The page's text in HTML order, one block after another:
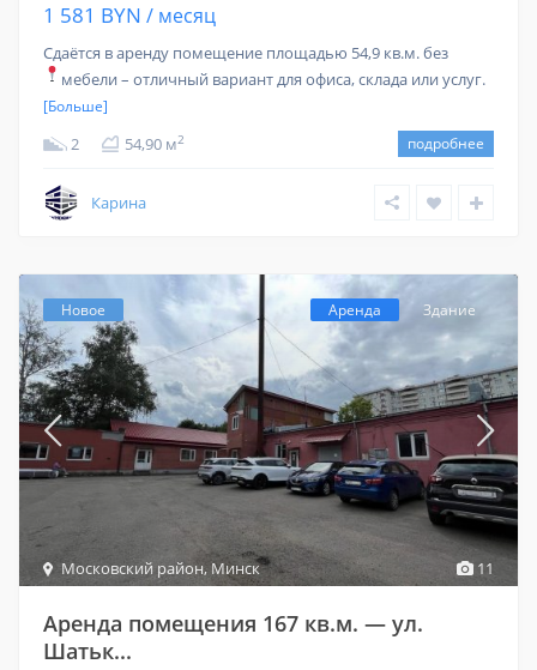
1 581 BYN / месяц
Сдаётся в аренду помещение площадью 54,9 кв.м. без
мебели – отличный вариант для офиса, склада или услуг.
[Больше]
2 54,90 м2 подробнее
Карина
11
Московский район,Минск
Новое Аренда Здание
Аренда помещения 167 кв.м. — ул.
Шатьк...